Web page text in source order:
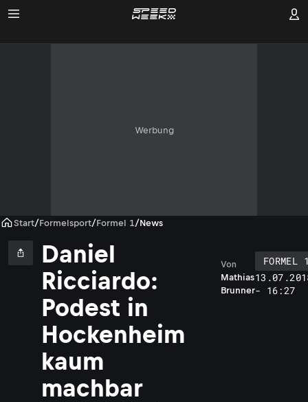
Werbung
Start/Formelsport/Formel 1/News
Daniel
Ricciardo:
Podest in
Hockenheim
kaum
machbar
Mathias
Brunner
Von
FORMEL
- 16:27